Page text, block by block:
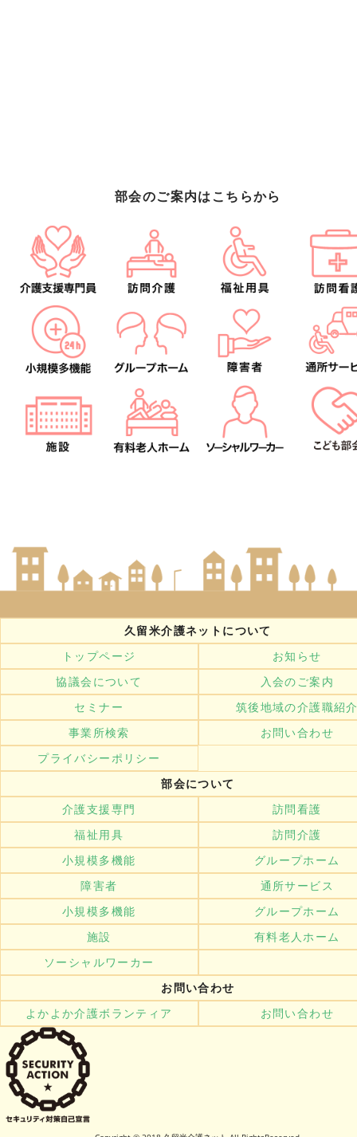
部会のご案内はこちらから
久留米介護ネットについて
トップページ
お知らせ
協議会について
入会のご案内
セミナー
筑後地域の介護職紹
事業所検索
お問い合わせ
プライバシーポリシー
部会について
介護支援専門
訪問看護
福祉用具
訪問介護
小規模多機能
グループホーム
障害者
通所サービス
小規模多機能
グループホーム
施設
有料老人ホーム
ソーシャルワーカー
お問い合わせ
よかよか介護ボランティア
お問い合わせ